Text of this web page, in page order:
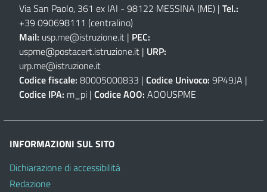
Via San Paolo, 361 ex IAI - 98122 MESSINA (ME) | Tel.:
+39 090698111 (centralino)
Mail: usp.me@istruzione.it | PEC:
uspme@postacert.istruzione.it | URP:
urp.me@istruzione.it
Codice fiscale: 80005000833 | Codice Univoco: 9P49JA |
Codice IPA: m_pi | Codice AOO: AOOUSPME
INFORMAZIONI SUL SITO
Dichiarazione di accessibilità
Redazione